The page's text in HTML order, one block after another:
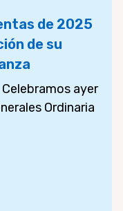
de 2025
de su
ayer
Ordinaria